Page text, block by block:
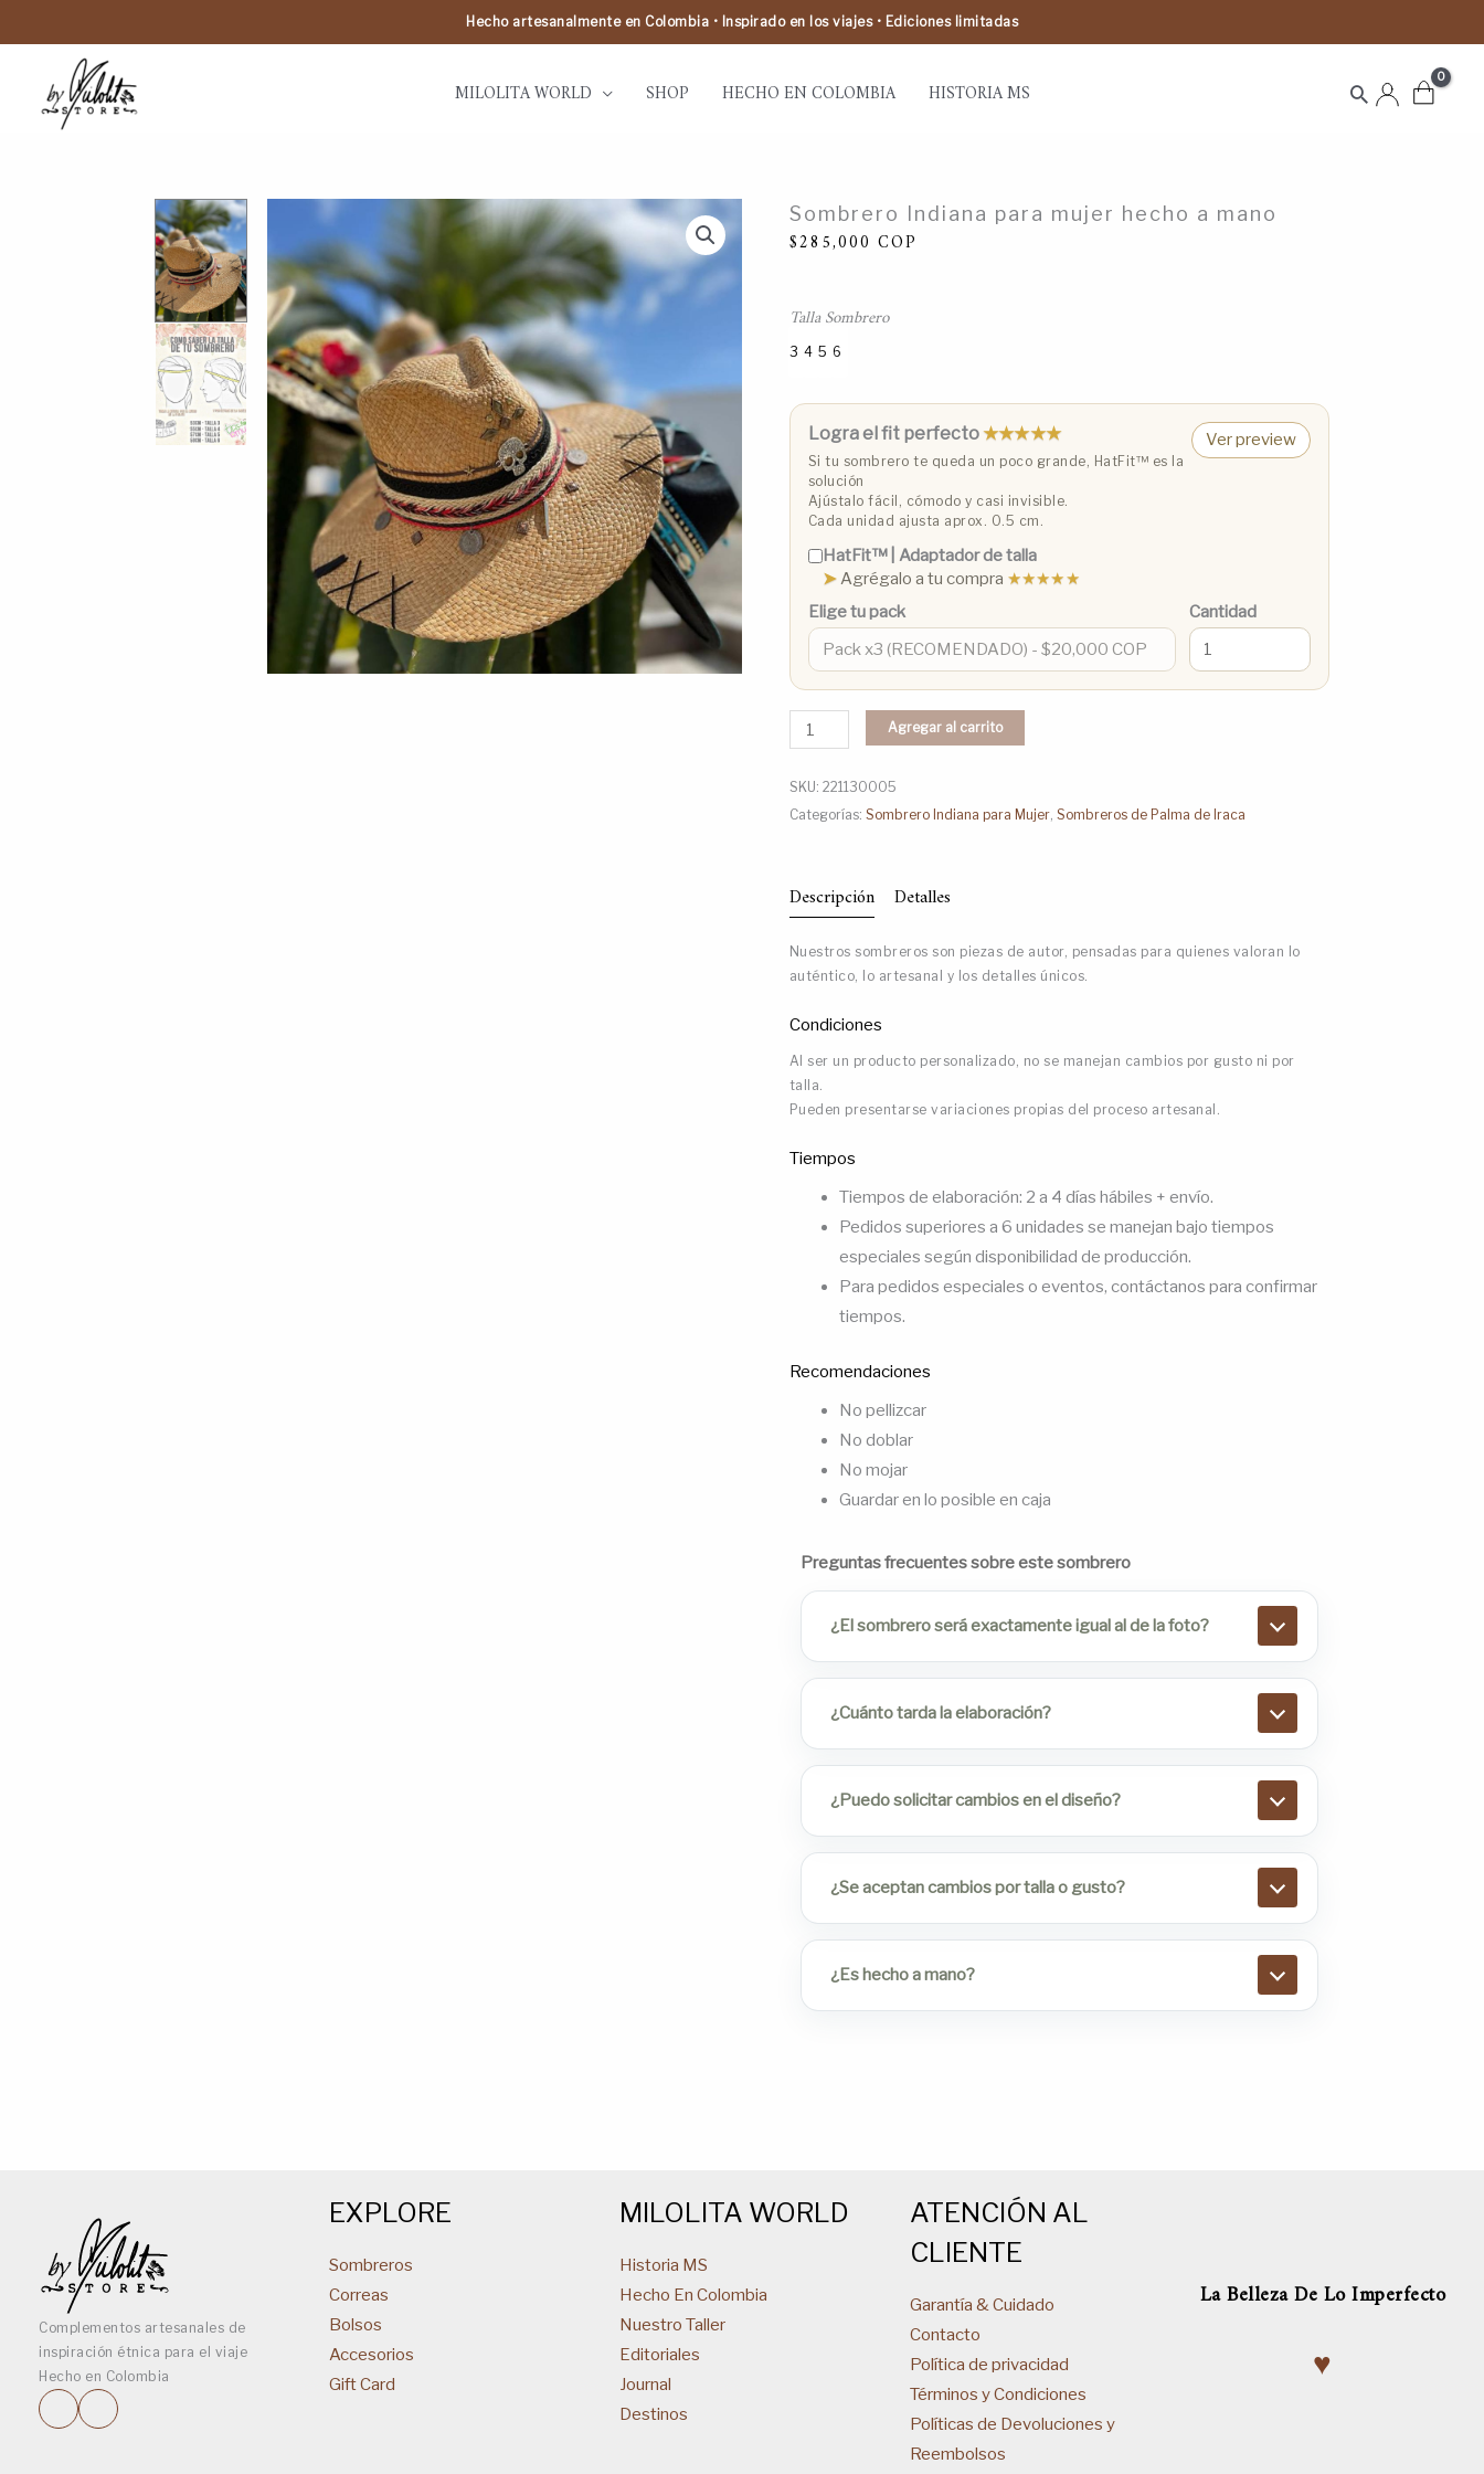
Hecho artesanalmente en Colombia • Inspirado en los viajes • Ediciones limitadas
MILOLITA WORLD SHOP HECHO EN COLOMBIA HISTORIA MS Buscar
Sombrero Indiana para mujer hecho a mano
$285,000 COP
Talla Sombrero
3 4 5 6
Logra el fit perfecto★★★★★
Si tu sombrero te queda un poco grande, HatFit™️ es la
solución
Ajústalo fácil, cómodo y casi invisible.
Cada unidad ajusta aprox. 0.5 cm.
Ver preview
HatFit™️ | Adaptador de talla
➤Agrégalo a tu compra ★★★★★
Elige tu pack
Cantidad
Sombrero
Indiana
para
mujer
cantidad
Agregar al carrito
SKU: 221130005
Categorías: Sombrero Indiana para Mujer, Sombreros de Palma de Iraca
Descripción Detalles
Nuestros sombreros son piezas de autor, pensadas para quienes valoran lo
auténtico, lo artesanal y los detalles únicos.
Condiciones
Al ser un producto personalizado, no se manejan cambios por gusto ni por
talla.
Pueden presentarse variaciones propias del proceso artesanal.
Tiempos
Tiempos de elaboración: 2 a 4 días hábiles + envío.
Pedidos superiores a 6 unidades se manejan bajo tiempos
especiales según disponibilidad de producción.
Para pedidos especiales o eventos, contáctanos para confirmar
tiempos.
Recomendaciones
No pellizcar
No doblar
No mojar
Guardar en lo posible en caja
Preguntas frecuentes sobre este sombrero
¿El sombrero será exactamente igual al de la foto?
¿Cuánto tarda la elaboración?
¿Puedo solicitar cambios en el diseño?
¿Se aceptan cambios por talla o gusto?
¿Es hecho a mano?
Complementos artesanales de
inspiración étnica para el viaje
Hecho en Colombia
EXPLORE
Sombreros
Correas
Bolsos
Accesorios
Gift Card
MILOLITA WORLD
Historia MS
Hecho En Colombia
Nuestro Taller
Editoriales
Journal
Destinos
ATENCIÓN AL
CLIENTE
Garantía & Cuidado
Contacto
Política de privacidad
Términos y Condiciones
Políticas de Devoluciones y
Reembolsos
La Belleza De Lo Imperfecto
♥